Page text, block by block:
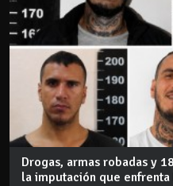
Drogas, armas robadas y
la imputación que